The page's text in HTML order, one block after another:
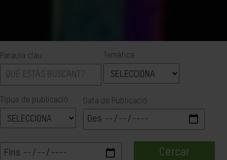
Paraula clau Temàtica
Tipus de publicació Data de Publicació
Cercar